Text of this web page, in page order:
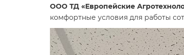
ООО ТД «Европейские
комфортные условия для работы